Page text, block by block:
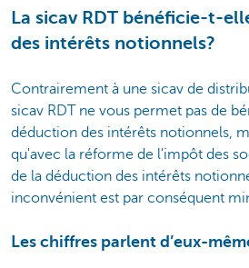
La sicav RDT bénéficie-t-
des intérêts notionnels?
Contrairement à une sicav de
sicav RDT ne vous permet pas de
déduction des intérêts notionnels,
qu'avec la réforme de l'impôt des
de la déduction des intérêts
inconvénient est par conséquent
Les chiffres parlent d’eux-